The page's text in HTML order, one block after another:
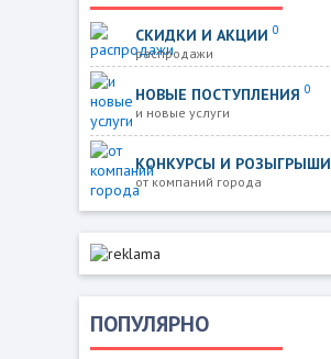
СКИДКИ И АКЦИИ 0
распродажи
НОВЫЕ ПОСТУПЛЕНИЯ 0
и новые услуги
КОНКУРСЫ И РОЗЫГРЫШИ
от компаний города
ПОПУЛЯРНО